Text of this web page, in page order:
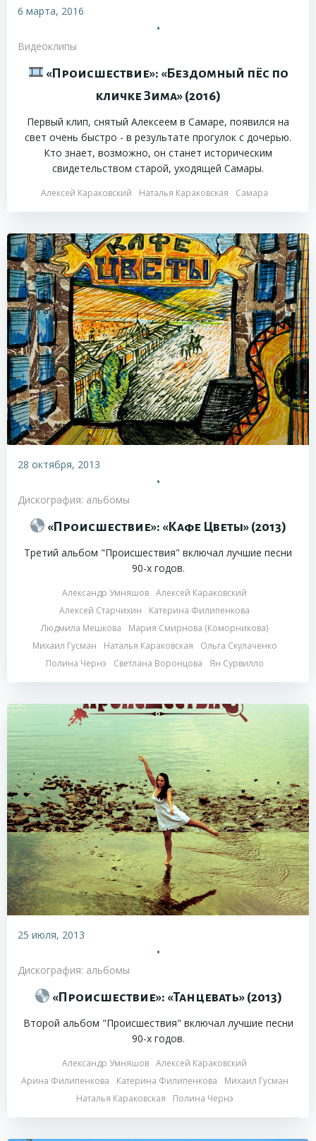
6 марта, 2016
•
Видеоклипы
«Происшествие»: «Бездомный пёс по
кличке Зима» (2016)
Первый клип, снятый Алексеем в Самаре, появился на
свет очень быстро - в результате прогулок с дочерью.
Кто знает, возможно, он станет историческим
свидетельством старой, уходящей Самары.
Алексей Караковский Наталья Караковская Самара
28 октября, 2013
•
Дискография: альбомы
«Происшествие»: «Кафе Цветы» (2013)
Третий альбом "Происшествия" включал лучшие песни
90-х годов.
Александр Умняшов Алексей Караковский
Алексей Старчихин
Катерина Филипенкова
Людмила Мешкова
Мария Смирнова (Коморникова)
Михаил Гусман
Наталья Караковская
Ольга Скулаченко
Полина Чернэ
Светлана Воронцова Ян Сурвилло
25 июля, 2013
•
Дискография: альбомы
«Происшествие»: «Танцевать» (2013)
Второй альбом "Происшествия" включал лучшие песни
90-х годов.
Александр Умняшов Алексей Караковский
Арина Филипенкова
Катерина Филипенкова
Михаил Гусман
Наталья Караковская
Полина Чернэ